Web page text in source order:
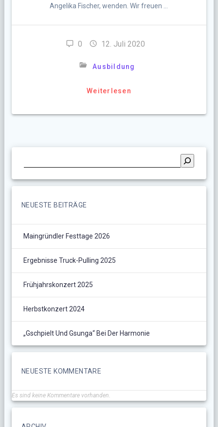
Angelika Fischer, wenden. Wir freuen …
0 12. Juli 2020
Ausbildung
Weiterlesen
NEUESTE BEITRÄGE
Maingründler Festtage 2026
Ergebnisse Truck-Pulling 2025
Frühjahrskonzert 2025
Herbstkonzert 2024
„Gschpielt Und Gsunga“ Bei Der Harmonie
NEUESTE KOMMENTARE
Es sind keine Kommentare vorhanden.